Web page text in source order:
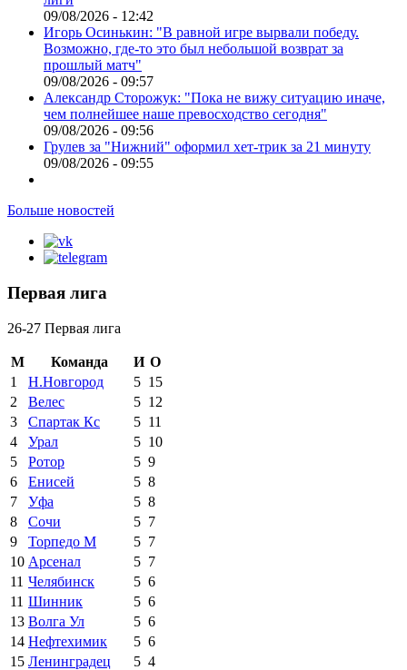
09/08/2026 - 12:42
Игорь Осинькин: "В равной игре вырвали победу.
Возможно, где-то это был небольшой возврат за
прошлый матч"
09/08/2026 - 09:57
Александр Сторожук: "Пока не вижу ситуацию иначе,
чем полнейшее наше превосходство сегодня"
09/08/2026 - 09:56
Грулев за "Нижний" оформил хет-трик за 21 минуту
09/08/2026 - 09:55
Больше новостей
Первая лига
26-27 Первая лига
М Команда И О
1
Н.Новгород 5 15
2
Велес 5 12
3
Спартак Кс 5 11
4
Урал 5 10
5
Ротор 5 9
6
Енисей 5 8
7
Уфа 5 8
8
Сочи 5 7
9
Торпедо М 5 7
10 Арсенал 5 7
11 Челябинск 5 6
11 Шинник 5 6
13 Волга Ул 5 6
14 Нефтехимик 5 6
15 Ленинградец 5 4